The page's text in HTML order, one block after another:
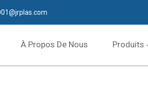
À Propos De Nous Produits